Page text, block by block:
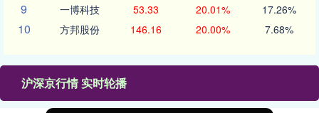
9 一博科技 53.33 20.01% 17.26%
10 方邦股份 146.16 20.00% 7.68%
沪深京行情 实时轮播